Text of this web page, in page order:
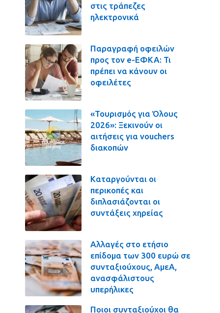
στις τράπεζες
ηλεκτρονικά
Παραγραφή οφειλών
προς τον e-ΕΦΚΑ: Τι
πρέπει να κάνουν οι
οφειλέτες
«Τουρισμός για Όλους
2026»: Ξεκινούν οι
αιτήσεις για vouchers
διακοπών
Καταργούνται οι
περικοπές και
διπλασιάζονται οι
συντάξεις χηρείας
Αλλαγές στο ετήσιο
επίδομα των 300 ευρώ σε
συνταξιούχους, ΑμεΑ,
ανασφάλιστους
υπερήλικες
Ποιοι συνταξιούχοι θα